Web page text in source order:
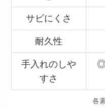
サビにくさ
耐久性
手入れのしや
すさ
◎
各